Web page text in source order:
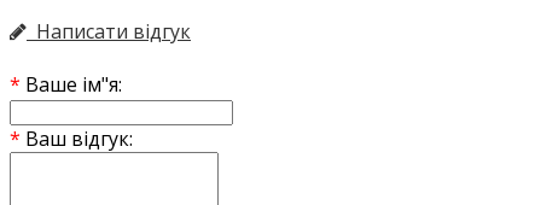
Написати відгук
Ваше ім"я:
Ваш відгук: